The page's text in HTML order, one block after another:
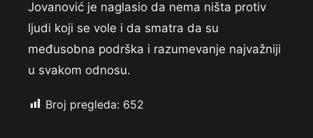
Jovanović je naglasio da nema ništa protiv
ljudi koji se vole i da smatra da su
međusobna podrška i razumevanje najvažniji
u svakom odnosu.
Broj pregleda: 652